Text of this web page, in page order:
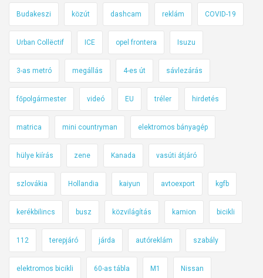
á
s
t
á
n
-
é
d
k
e
Budakeszi közút dashcam reklám COVID-19
Urban Collëctif ICE opel frontera Isuzu
3-as metró megállás 4-es út sávlezárás
főpolgármester videó EU tréler hirdetés
matrica mini countryman elektromos bányagép
hülye kiírás zene Kanada vasúti átjáró
szlovákia Hollandia kaiyun avtoexport kgfb
kerékbilincs busz közvilágítás kamion bicikli
112 terepjáró járda autóreklám szabály
elektromos bicikli 60-as tábla M1 Nissan